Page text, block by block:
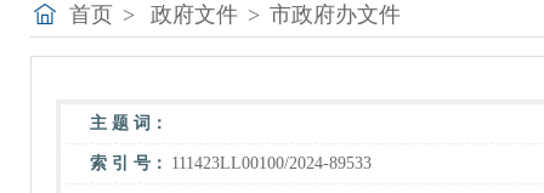
首页 > 政府文件 > 市政府办文件
主 题 词：
索 引 号： 111423LL00100/2024-89533